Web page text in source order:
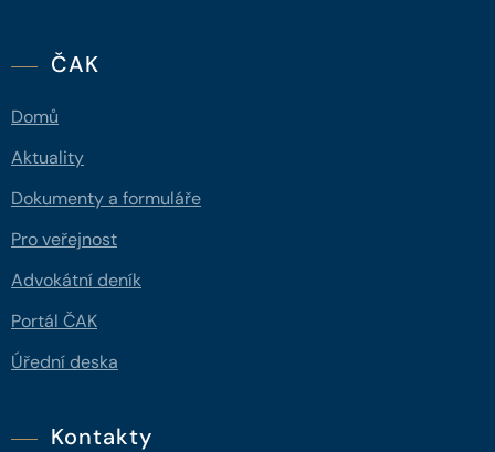
ČAK
Domů
Aktuality
Dokumenty a formuláře
Pro veřejnost
Advokátní deník
Portál ČAK
Úřední deska
Kontakty